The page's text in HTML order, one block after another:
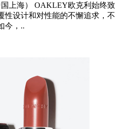
国上海） OAKLEY欧克利始终致
性设计和对性能的不懈追求，不
今，..